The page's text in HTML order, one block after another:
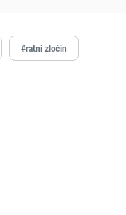
#ratni zločin